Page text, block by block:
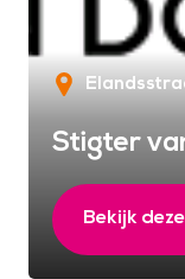
Stigter
Bekijk